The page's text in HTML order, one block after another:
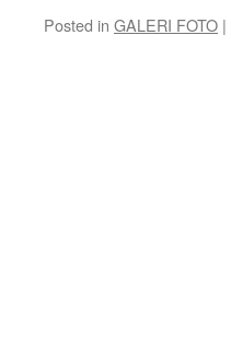
Posted in GALERI FOTO |